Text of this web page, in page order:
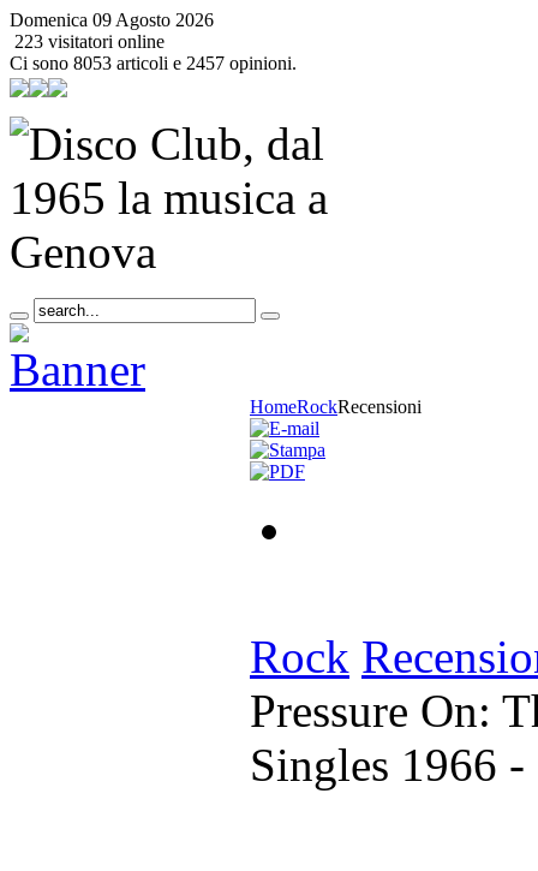
Domenica 09 Agosto 2026
223 visitatori online
Ci sono 8053 articoli e 2457 opinioni.
HomeRockRecensioni
Rock
Pressure On:
Singles 1966 -